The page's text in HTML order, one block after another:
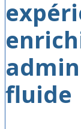
fluide